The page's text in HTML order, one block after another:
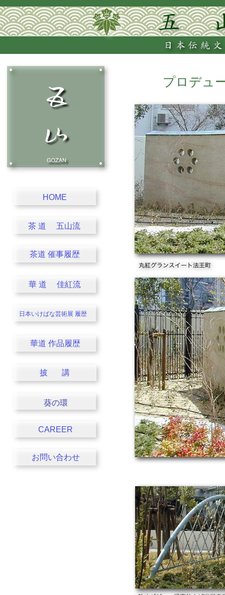
プロデュ
葵の環
披 講
茶道 催事履歴
HOME
華 道 佳紅流
茶 道 五山流
日本いけばな芸術展 履歴
華道 作品履歴
お問い合わせ
CAREER